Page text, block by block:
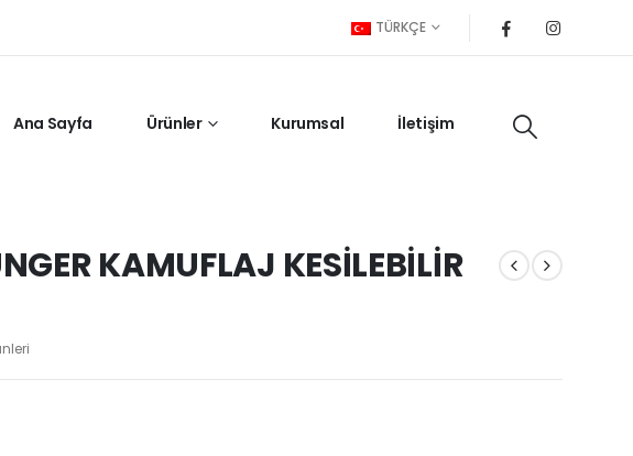
TÜRKÇE
Ana Sayfa Ürünler Kurumsal İletişim
KAMUFLAJ KESİLEBİLİR